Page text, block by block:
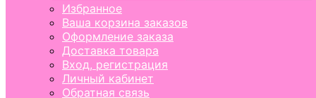
Избранное
Ваша корзина заказов
Оформление заказа
Доставка товара
Вход, регистрация
Личный кабинет
Обратная связь